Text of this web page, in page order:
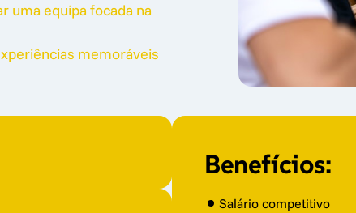
uma equipa focada na
memoráveis
Benefícios:
Salário competitivo